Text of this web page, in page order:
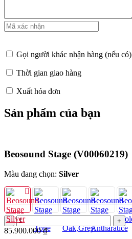
Gọi người khác nhận hàng (nếu có)
Thời gian giao hàng
Xuất hóa đơn
Sản phẩm của bạn
Beosound Stage (V00060219)
Màu đang chọn: Silver
85.900.000 ₫